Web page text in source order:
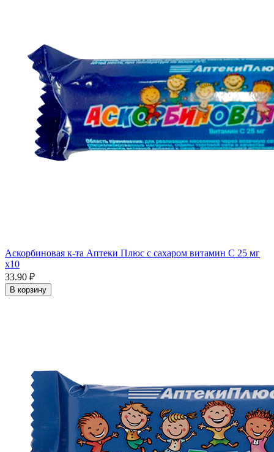
Аскорбиновая к-та Аптеки Плюс с сахаром витамин С 25 мг
x10
33.90 ₽
В корзину